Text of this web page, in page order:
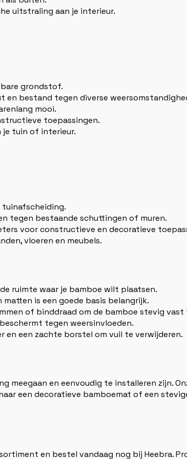
uitstraling aan je interieur.
grondstof.
en bestand tegen diverse
mooi.
toepassingen.
je tuin of interieur.
tuinafscheiding.
tegen bestaande schuttingen of muren.
voor constructieve en decoratieve
vloeren en meubels.
ruimte waar je bamboe wilt plaatsen.
matten is een goede basis belangrijk.
of binddraad om de bamboe stevig
tegen weersinvloeden.
en een zachte borstel om vuil te verwijderen.
meegaan en eenvoudig te installeren zijn.
een decoratieve bamboemat of een
en bestel vandaag nog bij Heebra.